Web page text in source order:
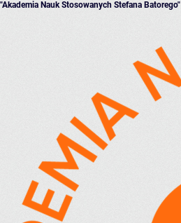
"Akademia Nauk Stosowanych Stefana Batorego"